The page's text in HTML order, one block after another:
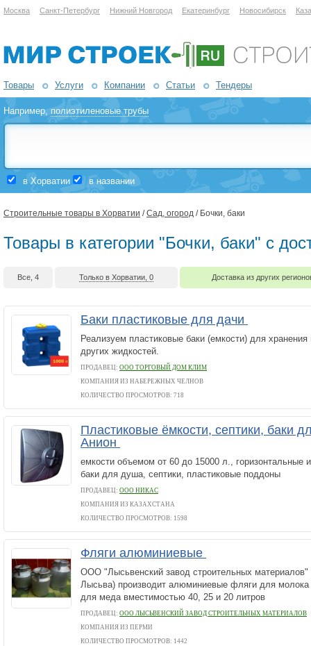
Москва Санкт-Петербург Нижний Новгород Екатеринбург Новосибирск
Товары Услуги Компании Статьи Тендеры
Например,полиэтиленовые трубы
в Хорватии в названии
Строительные товары в Хорватии /Сад, огород / Бочки, баки
Товары в категории "Бочки, баки" с
Все, 4 Только в Хорватии, 0 Доставка из других
Баки пластиковые для дачи
Реализуем пластиковые баки (емкости) для
других жидкостей.
ПРОДАВЕЦ: ООО ТОРГОВЫЙ ДОМ КЛИМ
КОМПАНИЯ ИЗ НАБЕРЕЖНЫХ ЧЕЛНОВ
КОЛИЧЕСТВО ПРОСМОТРОВ: 718
Пластиковые ёмкости, септики, баки
Анион
емкости объемом от 60 до 15000 л., горизонтальные
баки для душа, септики, пластиковые поддоны
ПРОДАВЕЦ: ООО НИКАС
КОМПАНИЯ ИЗ КАЗАХСТАНА
КОЛИЧЕСТВО ПРОСМОТРОВ: 1598
Фляги алюминиевые
ООО "Лысьвенский завод строительных материалов"
Лысьва) производит алюминиевые фляги для
для меда вместимостью 40, 25 и 20 литров
ПРОДАВЕЦ: ООО ЛЫСЬВЕНСКИЙ ЗАВОД СТРОИТЕЛЬНЫХ МАТЕРИАЛОВ
КОМПАНИЯ ИЗ ПЕРМИ
КОЛИЧЕСТВО ПРОСМОТРОВ: 1442